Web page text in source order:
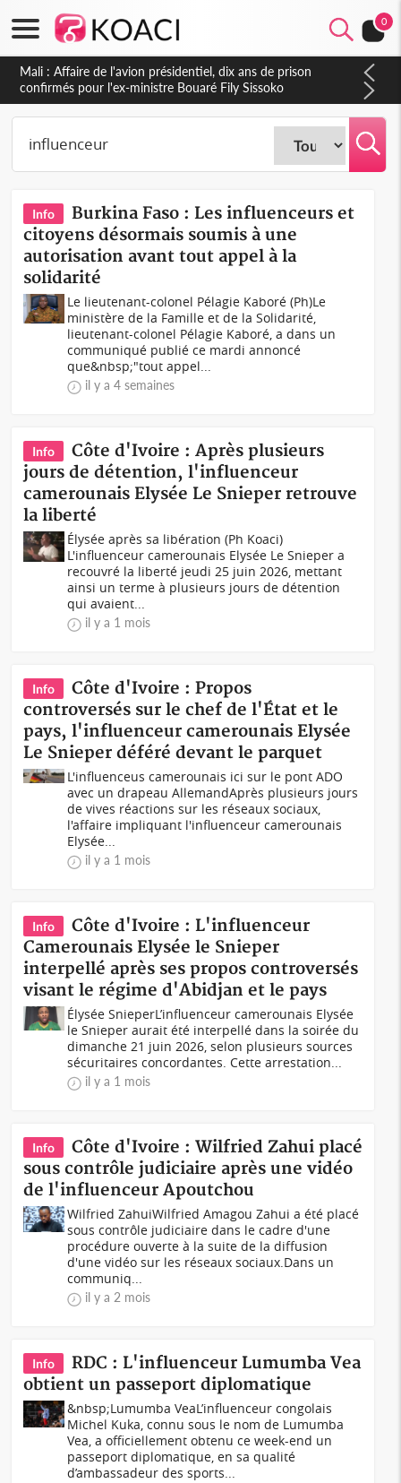
0
Nigeria : Le Togo et le Cameroun principaux acheteurs des
produits de la raffinerie Dangote en juillet
Info
Burkina Faso : Les influenceurs et
citoyens désormais soumis à une
autorisation avant tout appel à la
solidarité
Le lieutenant-colonel Pélagie Kaboré (Ph)Le
ministère de la Famille et de la Solidarité,
lieutenant-colonel Pélagie Kaboré, a dans un
communiqué publié ce mardi annoncé
que&nbsp;"tout appel...
il y a 4 semaines
Info
Côte d'Ivoire : Après plusieurs
jours de détention, l'influenceur
camerounais Elysée Le Snieper retrouve
la liberté
Élysée après sa libération (Ph Koaci)
L'influenceur camerounais Elysée Le Snieper a
recouvré la liberté jeudi 25 juin 2026, mettant
ainsi un terme à plusieurs jours de détention
qui avaient...
il y a 1 mois
Info
Côte d'Ivoire : Propos
controversés sur le chef de l'État et le
pays, l'influenceur camerounais Elysée
Le Snieper déféré devant le parquet
L'influenceus camerounais ici sur le pont ADO
avec un drapeau AllemandAprès plusieurs jours
de vives réactions sur les réseaux sociaux,
l'affaire impliquant l'influenceur camerounais
Elysée...
il y a 1 mois
Info
Côte d'Ivoire : L'influenceur
Camerounais Elysée le Snieper
interpellé après ses propos controversés
visant le régime d'Abidjan et le pays
Élysée SnieperL’influenceur camerounais Elysée
le Snieper aurait été interpellé dans la soirée du
dimanche 21 juin 2026, selon plusieurs sources
sécuritaires concordantes. Cette arrestation...
il y a 1 mois
Info
Côte d'Ivoire : Wilfried Zahui placé
sous contrôle judiciaire après une vidéo
de l'influenceur Apoutchou
Wilfried ZahuiWilfried Amagou Zahui a été placé
sous contrôle judiciaire dans le cadre d'une
procédure ouverte à la suite de la diffusion
d'une vidéo sur les réseaux sociaux.Dans un
communiq...
il y a 2 mois
Info
RDC : L'influenceur Lumumba Vea
obtient un passeport diplomatique
&nbsp;Lumumba VeaL’influenceur congolais
Michel Kuka, connu sous le nom de Lumumba
Vea, a officiellement obtenu ce week-end un
passeport diplomatique, en sa qualité
d’ambassadeur des sports...